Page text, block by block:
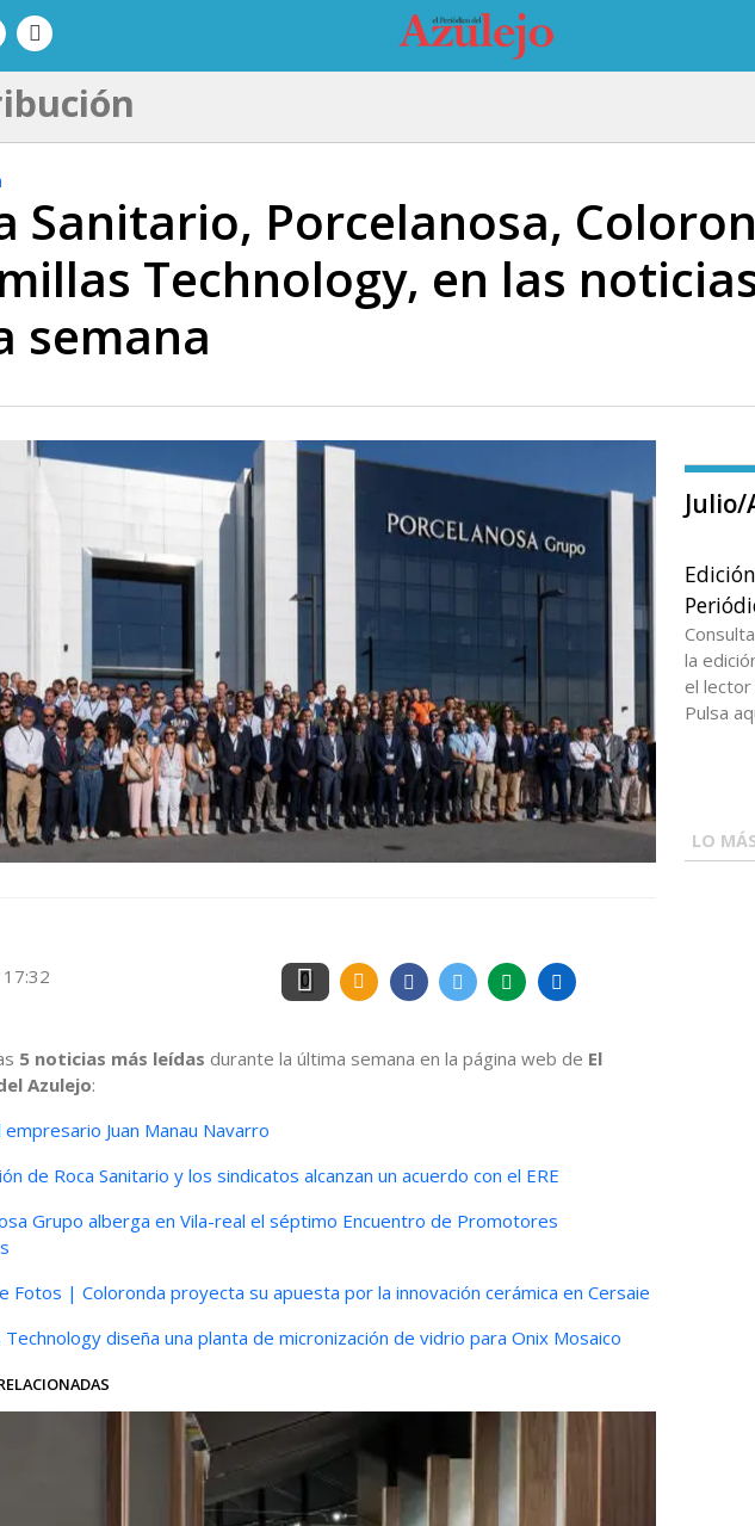
Sanitario, Porcelanosa,
Technology, en las
semana
0
5 noticias más leídas durante la última semana en la página web de El
Azulejo:
empresario Juan Manau Navarro
de Roca Sanitario y los sindicatos alcanzan un acuerdo con el ERE
Grupo alberga en Vila-real el séptimo Encuentro de Promotores
Fotos | Coloronda proyecta su apuesta por la innovación cerámica en Cersaie
Technology diseña una planta de micronización de vidrio para Onix Mosaico
Julio/
la
el lector
Pulsa
LO